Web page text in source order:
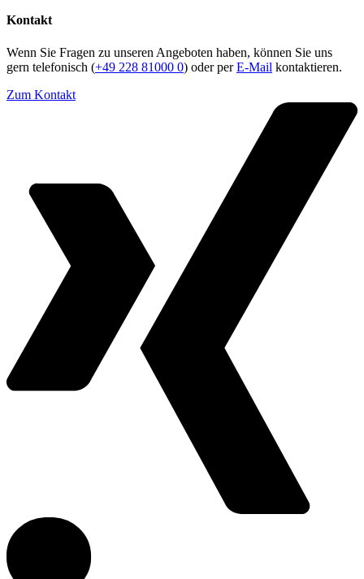
Kontakt
Wenn Sie Fragen zu unseren Angeboten haben, können Sie uns
gern telefonisch (+49 228 81000 0) oder perE-Mail kontaktieren.
Zum Kontakt